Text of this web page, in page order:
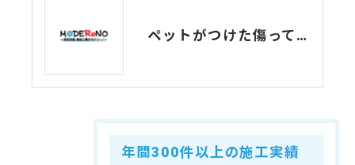
ペットがつけた傷ってどこまで責任取らないといけないの？
年間300件以上の施工実績